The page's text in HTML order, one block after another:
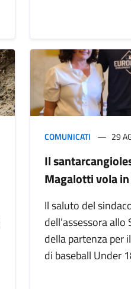
COMUNICATI 29
Il
Magalotti vola
Il saluto del
dell’assessora
della partenza per
di baseball Under